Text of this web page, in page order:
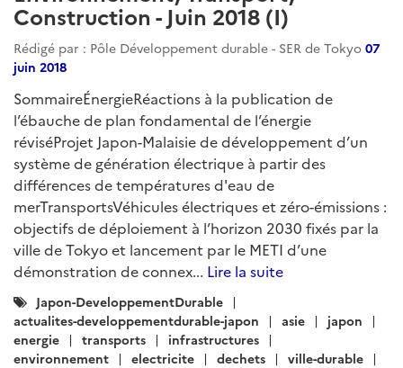
Energie : Le Japon accueille une réunion ministérielle
internationale sur l’hydrogène énergie au cours de
laquelle est promue une collaboration globale pour la
création d’une société à l’hydrogène. Environnement
& Climat : Le gouvernement japonais prend des
initiatives en faveur de la réduction des déchets
plastique. Transport : les constructeurs automobiles
japonais et chinois s’associent pour le...Lire la suite
Catégories
:
asie japon
japon-developpementdurable
actualites-developpementdurable-japon
energie
transports
environnement climat
infrastructures
jeux-olympiques
energies-renouvelables
energie-reseaux
electricite
energies-fossiles
transports-intelligents
automobile
mobilite-durable
biodiversite
ville-intelligente
construction
dechets
economie-circulaire
mer-oceans